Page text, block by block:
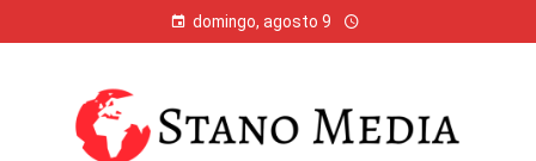
domingo, agosto 9